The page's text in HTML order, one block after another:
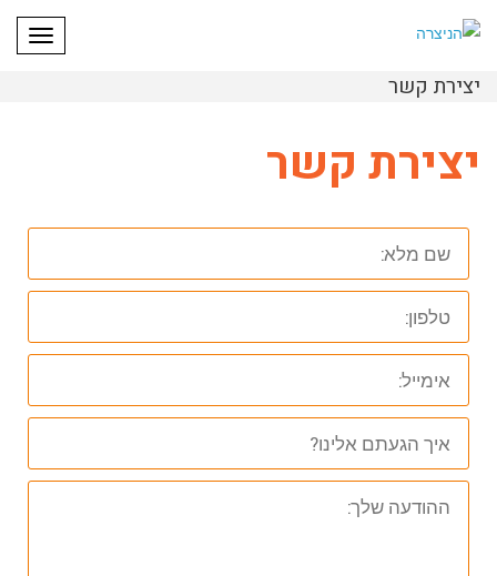
יצירת קשר
יצירת קשר
שם
מלא:
טלפון:
אימייל:
איך
הגעתם
אלינו?
ההודעה
שלך: